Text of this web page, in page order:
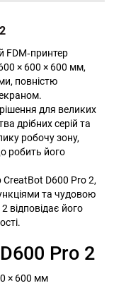
FDM‑принтер
× 600 × 600 мм,
повністю
для великих
дрібних серій та
робочу зону,
робить його
CreatBot D600 Pro 2,
та чудовою
відповідає його
Pro 2
× 600 мм